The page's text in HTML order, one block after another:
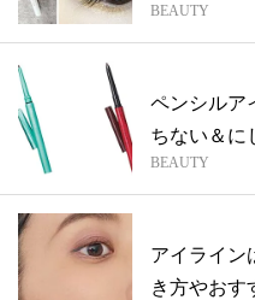
BEAUTY
ペンシルア
ちない＆に
の...
BEAUTY
アイライン
き方やおす